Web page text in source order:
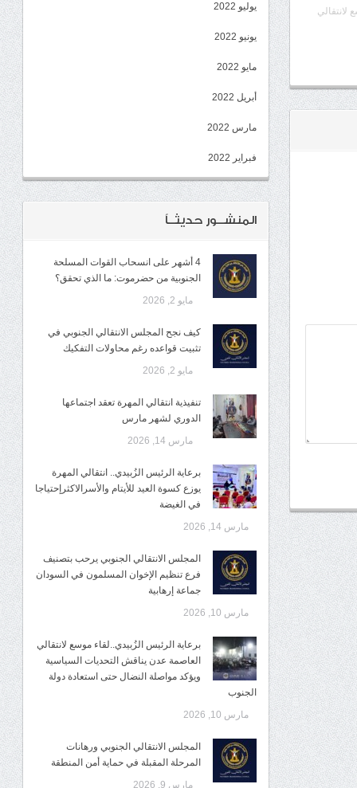
لانتقالي يوليو 2022
يونيو 2022
مايو 2022
أبريل 2022
مارس 2022
فبراير 2022
المنشــور حديثــاً
4 أشهر على انسحاب القوات المسلحة
الجنوبية من حضرموت: ما الذي تحقق؟
مايو 2, 2026
كيف نجح المجلس الانتقالي الجنوبي في
تثبيت قواعده رغم محاولات التفكيك
مايو 2, 2026
تنفيذية انتقالي المهرة تعقد اجتماعها
الدوري لشهر مارس
مارس 14, 2026
برعاية الرئيس الزُبيدي.. انتقالي المهرة
يوزع كسوة العيد للأيتام والأسرالاكثرإحتياجا
في الغيضة
مارس 14, 2026
المجلس الانتقالي الجنوبي يرحب بتصنيف
فرع تنظيم الإخوان المسلمون في السودان
جماعة إرهابية
مارس 10, 2026
برعاية الرئيس الزُبيدي..لقاء موسع لانتقالي
العاصمة عدن يناقش التحديات السياسية
ويؤكد مواصلة النضال حتى استعادة دولة
الجنوب
مارس 10, 2026
المجلس الانتقالي الجنوبي ورهانات
المرحلة المقبلة في حماية أمن المنطقة
مارس 9, 2026